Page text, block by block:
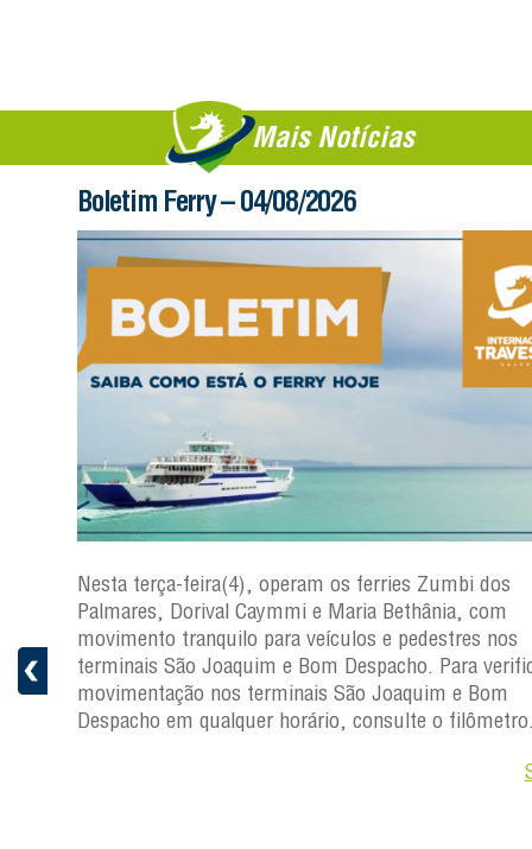
Mais Notícias
a
Boletim Ferry – 04/08/2026
Nesta terça-feira(4), operam os ferries Zumbi dos
Palmares, Dorival Caymmi e Maria Bethânia, com
movimento tranquilo para veículos e pedestres nos
terminais São Joaquim e Bom Despacho. Para
movimentação nos terminais São Joaquim e Bom
Despacho em qualquer horário, consulte o